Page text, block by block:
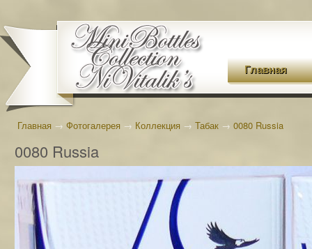
Главная
Главная → Фотогалерея → Коллекция → Табак → 0080 Russia
0080 Russia